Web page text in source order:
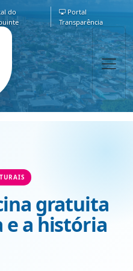
do
Portal
Transparência
gratuita
e a história